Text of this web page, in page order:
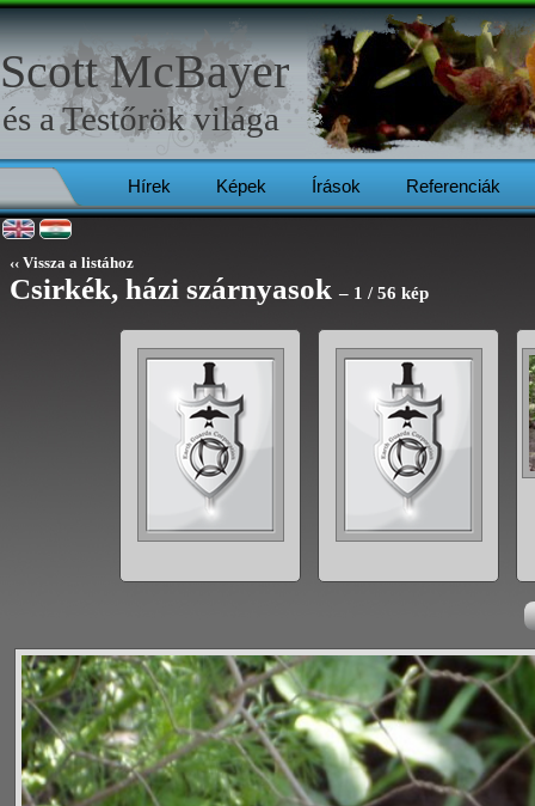
Hírek Képek Írások Referenciák
Scott McBayer
és aTestőrökvilága
‹‹ Vissza a listához
Csirkék, házi szárnyasok– 1 / 56 kép